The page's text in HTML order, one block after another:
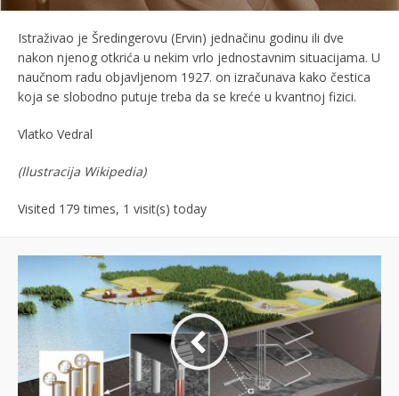
Istraživao je Šredingerovu (Ervin) jednačinu godinu ili dve
nakon njenog otkrića u nekim vrlo jednostavnim situacijama. U
naučnom radu objavljenom 1927. on izračunava kako čestica
koja se slobodno putuje treba da se kreće u kvantnoj fizici.
Vlatko Vedral
(Ilustracija Wikipedia)
Visited 179 times, 1 visit(s) today